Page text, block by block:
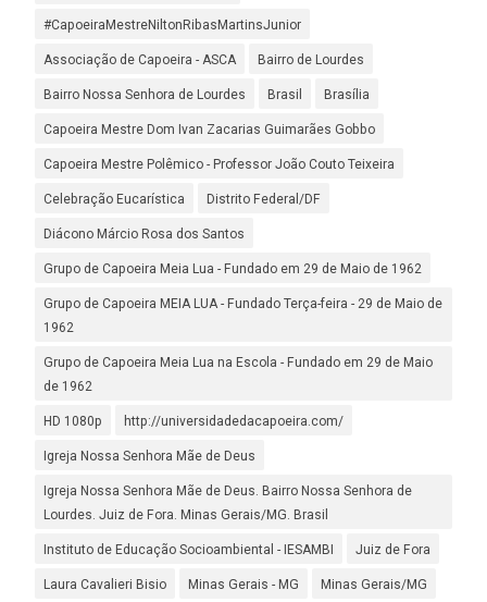
#CapoeiraMestreNiltonRibasMartinsJunior
Associação de Capoeira - ASCA Bairro de Lourdes
Bairro Nossa Senhora de Lourdes Brasil Brasília
Capoeira Mestre Dom Ivan Zacarias Guimarães Gobbo
Capoeira Mestre Polêmico - Professor João Couto Teixeira
Celebração Eucarística Distrito Federal/DF
Diácono Márcio Rosa dos Santos
Grupo de Capoeira Meia Lua - Fundado em 29 de Maio de 1962
Grupo de Capoeira MEIA LUA - Fundado Terça-feira - 29 de Maio de
1962
Grupo de Capoeira Meia Lua na Escola - Fundado em 29 de Maio
de 1962
HD 1080p http://universidadedacapoeira.com/
Igreja Nossa Senhora Mãe de Deus
Igreja Nossa Senhora Mãe de Deus. Bairro Nossa Senhora de
Lourdes. Juiz de Fora. Minas Gerais/MG. Brasil
Instituto de Educação Socioambiental - IESAMBI Juiz de Fora
Laura Cavalieri Bisio Minas Gerais - MG Minas Gerais/MG